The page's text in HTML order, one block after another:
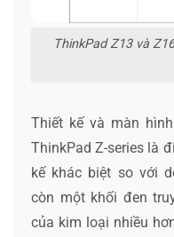
ThinkPad Z13 và
Thiết kế và màn
ThinkPad Z-series là
kế khác biệt so với
còn một khối đen
của kim loại nhiều